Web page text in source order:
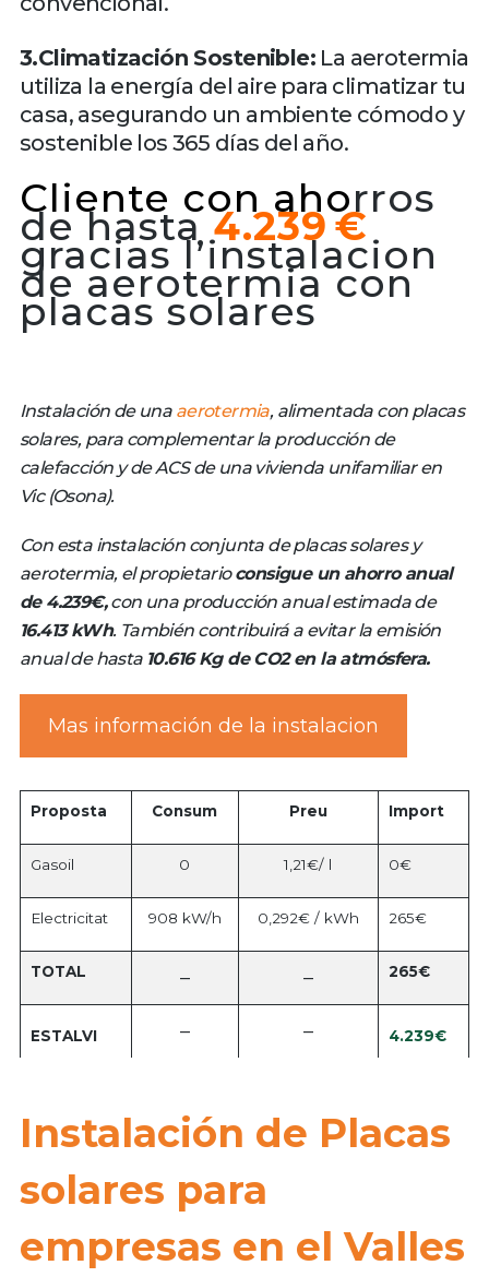
3.Climatización Sostenible:La aerotermia
utiliza la energía del aire para climatizar tu
casa, asegurando un ambiente cómodo y
sostenible los 365 días del año.
Cliente con ahorros
de hasta 4.239 €
gracias l’instalacion
de aerotermia con
placas solares
Instalación de una aerotermia, alimentada con placas
solares, para complementar la producción de
calefacción y de ACS de una vivienda unifamiliar en
Vic (Osona).
Con esta instalación conjunta de placas solares y
aerotermia, el propietarioconsigue un ahorro anual
de 4.239€,con una producción anual estimada de
16.413 kWh. También contribuirá a evitar la emisión
anual de hasta 10.616 Kg de CO2 en la atmósfera.
Mas información de la instalacion
Proposta Consum Preu Import
Gasoil 0 1,21€/ l 0€
Electricitat 908 kW/h 0,292€ / kWh 265€
TOTAL – – 265€
ESTALVI – – 4.239€
Instalación de Placas
solares para
empresas en el Valles